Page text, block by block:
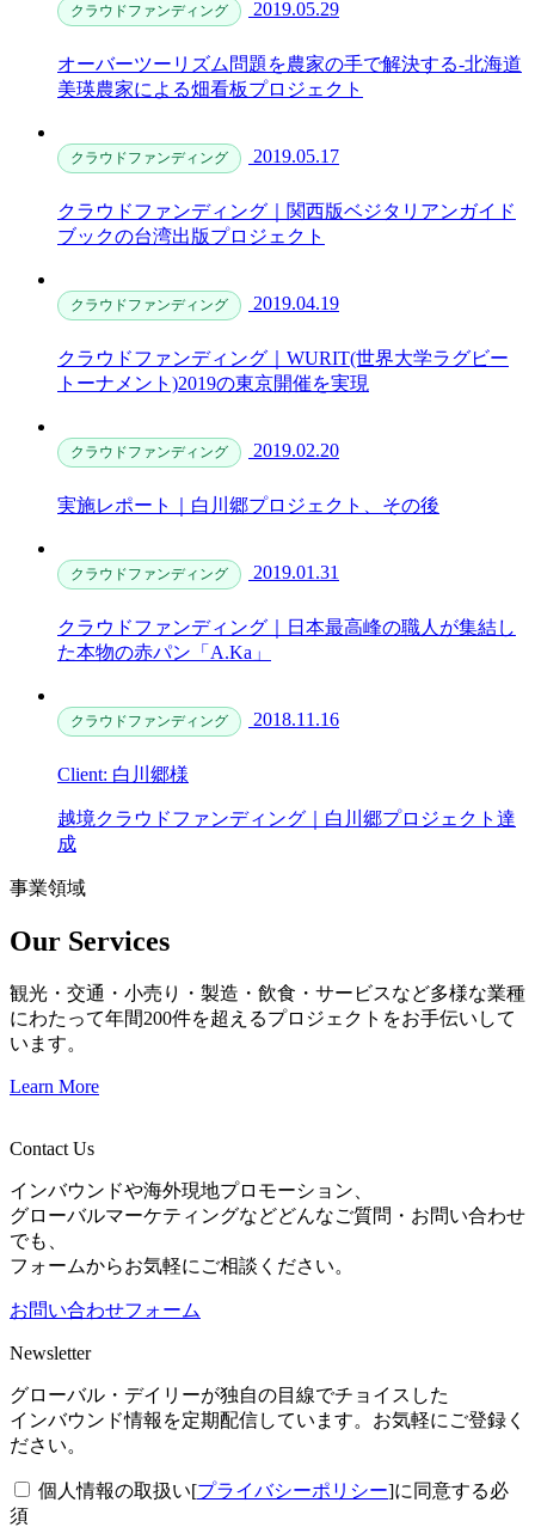
クラウドファンディング 2019.05.29
オーバーツーリズム問題を農家の手で解決する-北海道
美瑛農家による畑看板プロジェクト
クラウドファンディング 2019.05.17
クラウドファンディング｜関西版ベジタリアンガイド
ブックの台湾出版プロジェクト
クラウドファンディング 2019.04.19
クラウドファンディング｜WURIT(世界大学ラグビー
トーナメント)2019の東京開催を実現
クラウドファンディング 2019.02.20
実施レポート｜白川郷プロジェクト、その後
クラウドファンディング 2019.01.31
クラウドファンディング｜日本最高峰の職人が集結し
た本物の赤パン「A.Ka」
クラウドファンディング 2018.11.16
Client: 白川郷様
越境クラウドファンディング｜白川郷プロジェクト達
成
事業領域
Our Services
観光・交通・小売り・製造・飲食・サービスなど多様な業種
にわたって年間200件を超えるプロジェクトをお手伝いして
います。
Learn More
Contact Us
インバウンドや海外現地プロモーション、
グローバルマーケティングなどどんなご質問・お問い合わせ
でも、
フォームからお気軽にご相談ください。
お問い合わせフォーム
Newsletter
グローバル・デイリーが独自の目線でチョイスした
インバウンド情報を定期配信しています。お気軽にご登録く
ださい。
個人情報の取扱い[プライバシーポリシー]に同意する必
須